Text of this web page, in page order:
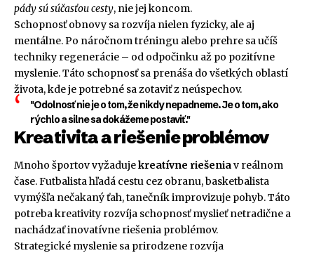
pády sú súčasťou cesty, nie jej koncom.
Schopnosť obnovy sa rozvíja nielen fyzicky, ale aj
mentálne. Po náročnom tréningu alebo prehre sa učíš
techniky regenerácie – od odpočinku až po pozitívne
myslenie. Táto schopnosť sa prenáša do všetkých oblastí
života, kde je potrebné sa zotaviť z neúspechov.
"Odolnosť nie je o tom, že nikdy nepadneme. Je o tom, ako
rýchlo a silne sa dokážeme postaviť."
Kreativita a riešenie problémov
Mnoho športov vyžadujekreatívne riešeniav reálnom
čase. Futbalista hľadá cestu cez obranu, basketbalista
vymýšľa nečakaný ťah, tanečník improvizuje pohyb. Táto
potreba kreativity rozvíja schopnosť myslieť netradične a
nachádzať inovatívne riešenia problémov.
Strategické myslenie sa prirodzene rozvíja